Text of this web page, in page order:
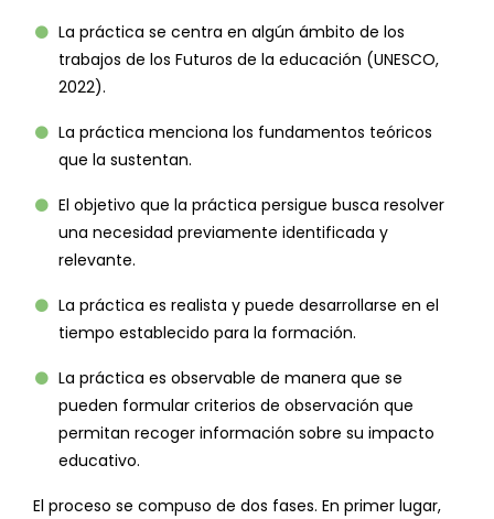
La práctica se centra en algún ámbito de los
trabajos de los Futuros de la educación (UNESCO,
2022).
La práctica menciona los fundamentos teóricos
que la sustentan.
El objetivo que la práctica persigue busca resolver
una necesidad previamente identificada y
relevante.
La práctica es realista y puede desarrollarse en el
tiempo establecido para la formación.
La práctica es observable de manera que se
pueden formular criterios de observación que
permitan recoger información sobre su impacto
educativo.
El proceso se compuso de dos fases. En primer lugar,